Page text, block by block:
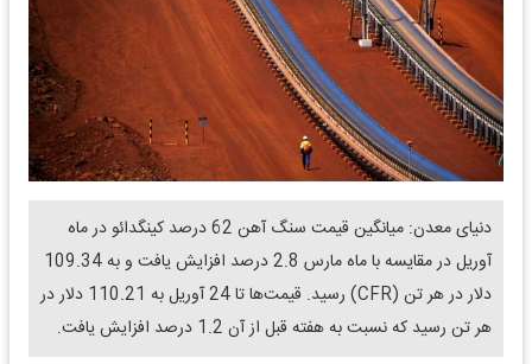
دنیای معدن: میانگین قیمت سنگ آهن 62 درصد کینگدائو در ماه
آوریل در مقایسه با ماه مارس 2.8 درصد افزایش یافت و به 109.34
دلار در هر تن (CFR) رسید. قیمت‌ها تا 24 آوریل به 110.21 دلار در
هر تن رسید که نسبت به هفته قبل از آن 1.2 درصد افزایش یافت.